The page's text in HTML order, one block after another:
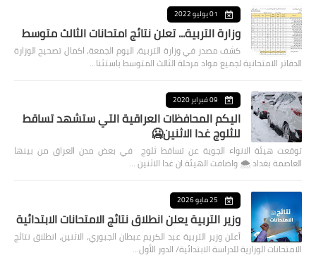
01 يوليو 2022
وزارة التربية... تعلن نتائج امتحانات الثالث متوسط
كشف مصدر في وزارة التربية، اليوم الجمعة، اكمال تصحيح الوزارة
الدفاتر الامتحانية لجميع مواد مرحلة الثالث المتوسط باستثنا…
09 فبراير 2020
اليكم المحافظات العراقية التي ستشهد تساقط
للثلوج غدا الاثنين🥶
توقعت هيئة الانواء الجوية عن تساقط ثلوج في بعض مدن العراق من بينها
العاصمة بغداد ⁦🌨️⁩ واضافت الهيئة ان غدا الاثنين …
25 مايو 2026
وزير التربية يعلن انطلاق نتائج الامتحانات الابتدائية
أعلن وزير التربية عبد الكريم عبطان الجبوري، الاثنين، انطلاق نتائج
الامتحانات الوزارية للدراسة الابتدائية/ الدور الأول…